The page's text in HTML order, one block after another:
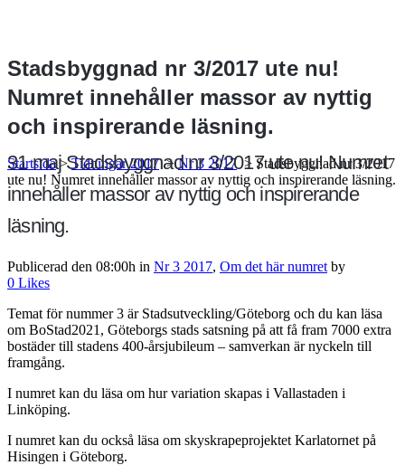
Stadsbyggnad nr 3/2017 ute nu!
Numret innehåller massor av nyttig
och inspirerande läsning.
Startsida>Tidningar 2017 >Nr 3 2017 > Stadsbyggnad nr 3/2017
ute nu! Numret innehåller massor av nyttig och inspirerande läsning.
31 majStadsbyggnad nr 3/2017 ute nu! Numret
innehåller massor av nyttig och inspirerande
läsning.
Publicerad den 08:00h in Nr 3 2017, Om det här numret by
0 Likes
Temat för nummer 3 är Stadsutveckling/Göteborg och du kan läsa
om BoStad2021, Göteborgs stads satsning på att få fram 7000 extra
bostäder till stadens 400-årsjubileum – samverkan är nyckeln till
framgång.
I numret kan du läsa om hur variation skapas i Vallastaden i
Linköping.
I numret kan du också läsa om skyskrapeprojektet Karlatornet på
Hisingen i Göteborg.